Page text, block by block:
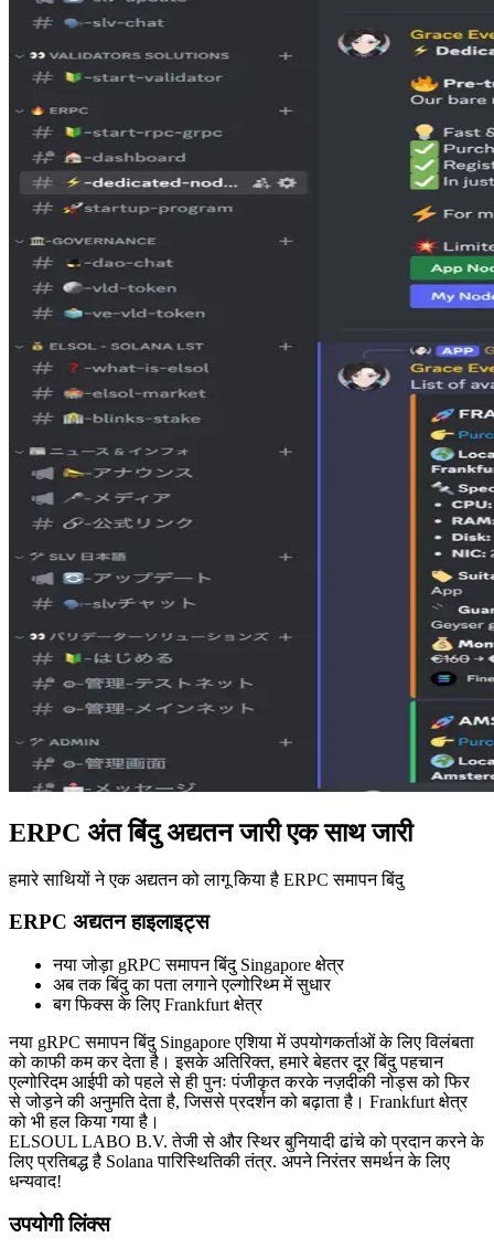
ERPC अंत बिंदु अद्यतन जारी एक साथ जारी
हमारे साथियों ने एक अद्यतन को लागू किया है ERPC समापन बिंदु
ERPC अद्यतन हाइलाइट्स
नया जोड़ा gRPC समापन बिंदु Singapore क्षेत्र
अब तक बिंदु का पता लगाने एल्गोरिथ्म में सुधार
बग फिक्स के लिए Frankfurt क्षेत्र
नया gRPC समापन बिंदु Singapore एशिया में उपयोगकर्ताओं के लिए विलंबता
को काफी कम कर देता है। इसके अतिरिक्त, हमारे बेहतर दूर बिंदु पहचान
एल्गोरिदम आईपी को पहले से ही पुनः पंजीकृत करके नज़दीकी नोड्स को फिर
से जोड़ने की अनुमति देता है, जिससे प्रदर्शन को बढ़ाता है। Frankfurt क्षेत्र
को भी हल किया गया है।
ELSOUL LABO B.V. तेजी से और स्थिर बुनियादी ढांचे को प्रदान करने के
लिए प्रतिबद्ध है Solana पारिस्थितिकी तंत्र. अपने निरंतर समर्थन के लिए
धन्यवाद!
उपयोगी लिंक्स